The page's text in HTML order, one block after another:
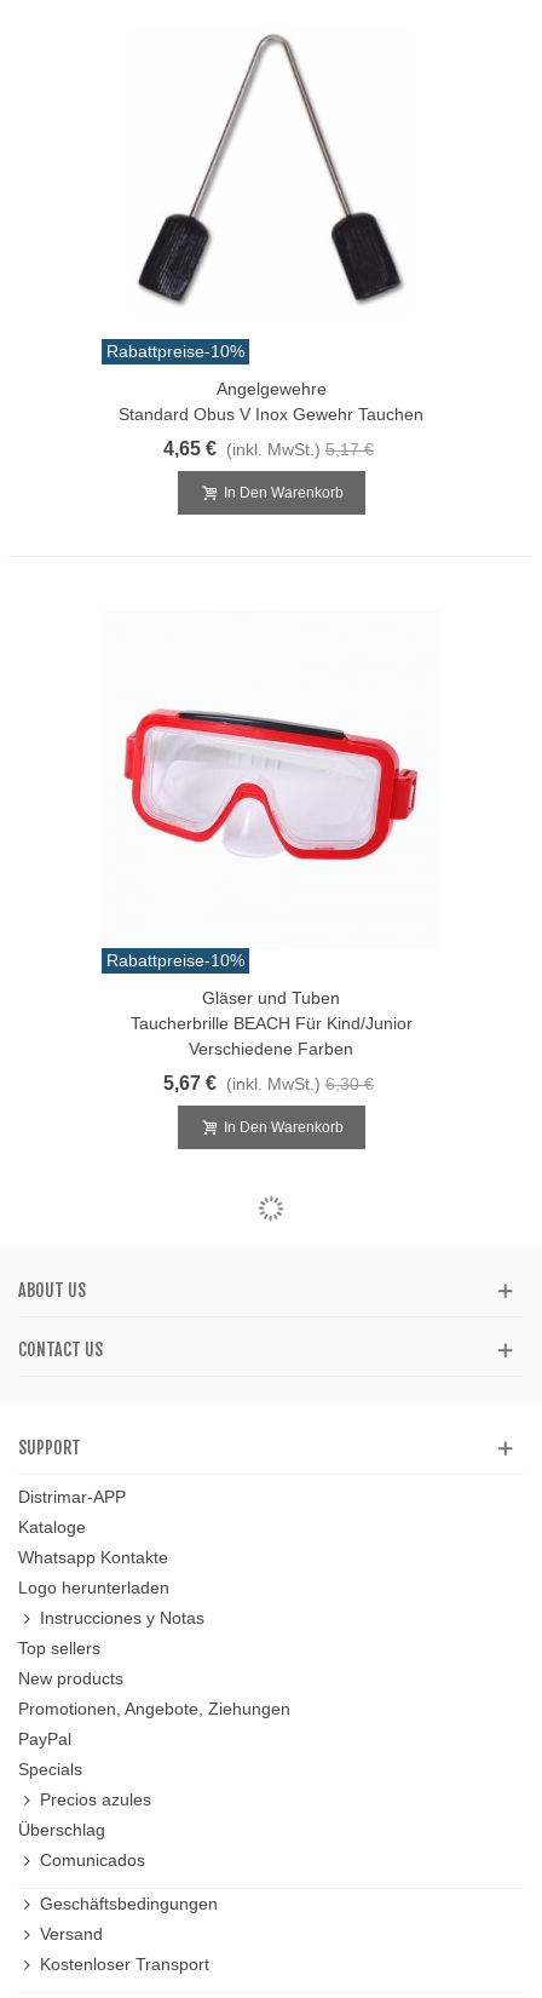
Rabattpreise-10%
Angelgewehre
Standard Obus V Inox Gewehr Tauchen
4,65 € (inkl. MwSt.) 5,17 €
In Den Warenkorb
Rabattpreise-10%
Gläser und Tuben
Taucherbrille BEACH Für Kind/Junior
Verschiedene Farben
5,67 € (inkl. MwSt.) 6,30 €
In Den Warenkorb
ABOUT US
CONTACT US
SUPPORT
Distrimar-APP
Kataloge
Whatsapp Kontakte
Logo herunterladen
Instrucciones y Notas
Top sellers
New products
Promotionen, Angebote, Ziehungen
PayPal
Specials
Precios azules
Überschlag
Comunicados
Geschäftsbedingungen
Versand
Kostenloser Transport